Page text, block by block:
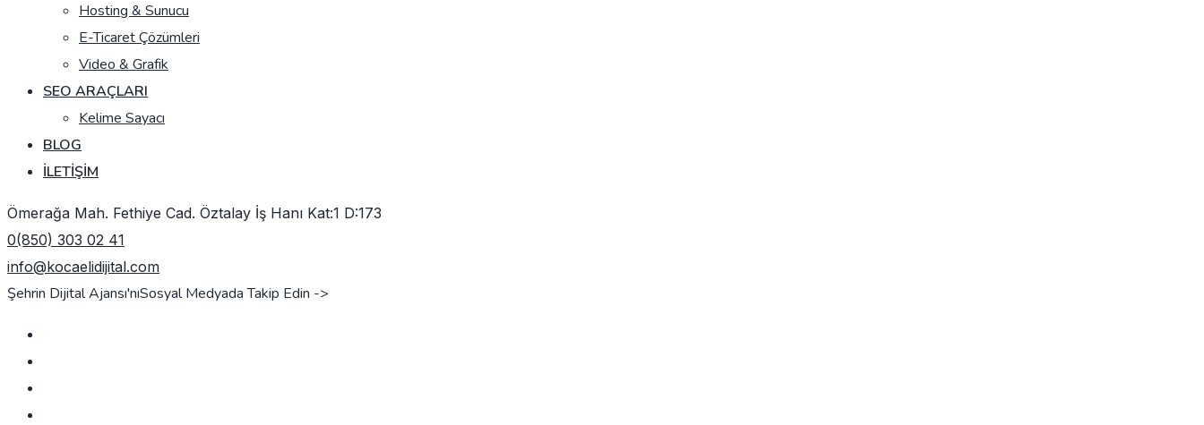
Hosting & Sunucu
E-Ticaret Çözümleri
Video & Grafik
SEO ARAÇLARI
Kelime Sayacı
BLOG
İLETIŞIM
Ömerağa Mah. Fethiye Cad. Öztalay İş Hanı Kat:1 D:173
0(850) 303 02 41
info@kocaelidijital.com
Şehrin Dijital Ajansı'nıSosyal Medyada Takip Edin ->